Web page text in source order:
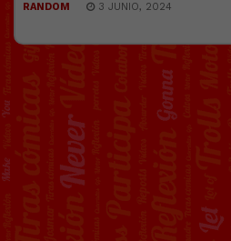
RANDOM 3 JUNIO, 2024